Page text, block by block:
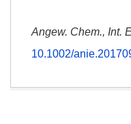
Angew. Chem., Int.
10.1002/